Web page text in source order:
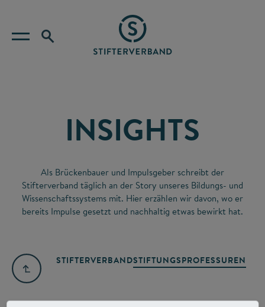
INSIGHTS
Als Brückenbauer und Impulsgeber schreibt der
Stifterverband täglich an der Story unseres Bildungs- und
Wissenschaftssystems mit. Hier erzählen wir davon, wo er
bereits Impulse gesetzt und nachhaltig etwas bewirkt hat.
STIFTERVERBANDSTIFTUNGSPROFESSUREN